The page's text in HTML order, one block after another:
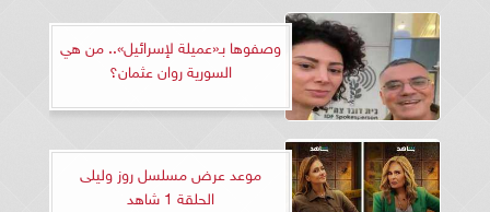
وصفوها بـ«عميلة لإسرائيل».. من هي
السورية روان عثمان؟
موعد عرض مسلسل روز وليلى
الحلقة 1 شاهد